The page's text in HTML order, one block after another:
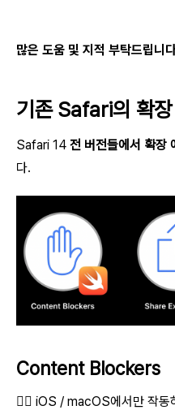
많은 도움 및 지적 부탁드립니
기존 Safari의 확장
Safari 14 전 버전들에서 확장
다.
Content Blockers
👉🏻 iOS / macOS에서만 작